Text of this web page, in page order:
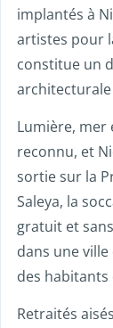
implantés à
artistes pour
constitue un
Lumière,
reconnu, et
sortie sur la
Saleya, la
gratuit et
dans une
des habitants
Retraités